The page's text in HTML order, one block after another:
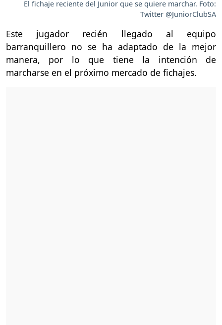
El fichaje reciente del Junior que se quiere marchar. Foto:
Twitter @JuniorClubSA
Este jugador recién llegado al equipo
barranquillero no se ha adaptado de la mejor
manera, por lo que tiene la intención de
marcharse en el próximo mercado de fichajes.